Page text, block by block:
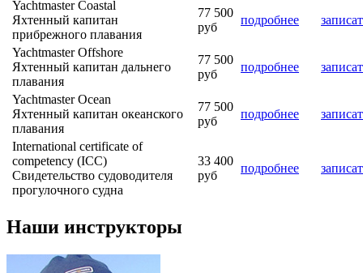
Yachtmaster Coastal
Яхтенный капитан
прибрежного плавания
77 500
руб
подробнее
Yachtmaster Offshore
Яхтенный капитан дальнего
плавания
77 500
руб
подробнее
Yachtmaster Ocean
Яхтенный капитан океанского
плавания
77 500
руб
подробнее
International certificate of
competency (ICC)
Свидетельство судоводителя
прогулочного судна
33 400
руб
подробнее
Наши инструкторы